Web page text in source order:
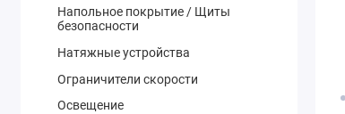
Напольное покрытие / Щиты
безопасности
Натяжные устройства
Ограничители скорости
Освещение